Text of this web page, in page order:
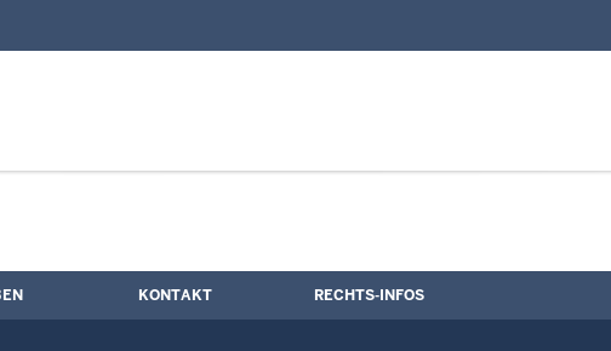
Kontaktformular
KONTAKT RECHTS-INFOS